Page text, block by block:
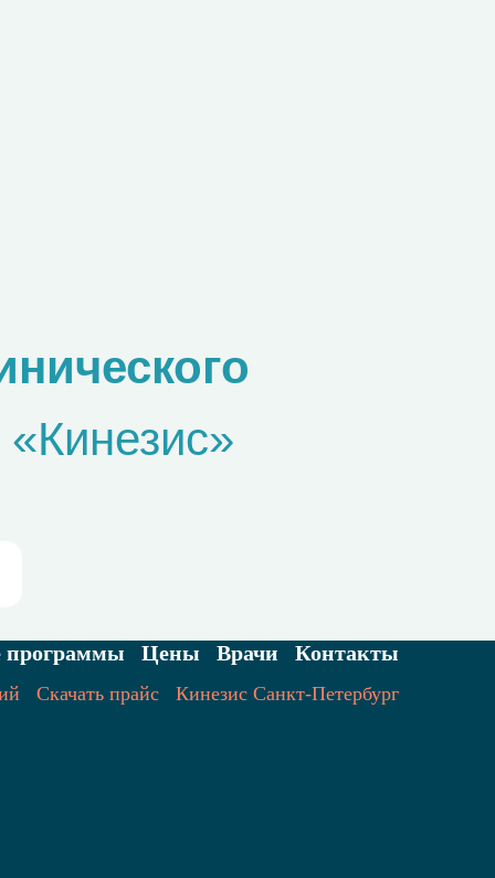
программы Цены Врачи Контакты
Скачать прайс Кинезис Санкт-Петербург